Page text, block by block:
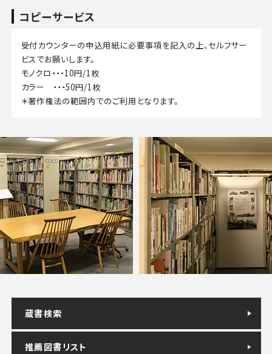
コピーサービス
受付カウンターの申込用紙に必要事項を記入の上、セルフサー
ビスでお願いします。
モノクロ・・・10円/1枚
カラー ・・・50円/1枚
＊著作権法の範囲内でのご利用となります。
蔵書検索
推薦図書リスト